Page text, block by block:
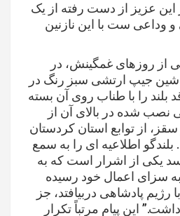
عزیز از دست رفته از یک
وداعی ست با این نازنین
از روزهای غمگینش، در
جیپ ارتشی سبز رنگ در
را با طناب روی آن بسته
نصب شده در بالای آن از
از توابع استان کردستان
اطلاعیه ای را به سمع
یکی از اشرار است که به
سزای اعمال خود رسیده
پادشاهی دربیافتد، جز
این پیام مرتباً تکرار